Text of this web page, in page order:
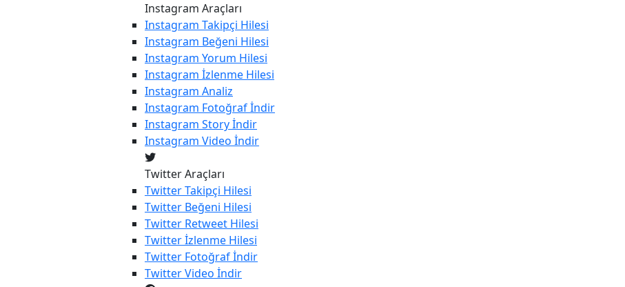
Instagram Araçları
Instagram Takipçi Hilesi
Instagram Beğeni Hilesi
Instagram Yorum Hilesi
Instagram İzlenme Hilesi
Instagram Analiz
Instagram Fotoğraf İndir
Instagram Story İndir
Instagram Video İndir
Twitter Araçları
TwitterTakipçi Hilesi
Twitter Beğeni Hilesi
Twitter Retweet Hilesi
Twitterİzlenme Hilesi
Twitter Fotoğraf İndir
TwitterVideo İndir